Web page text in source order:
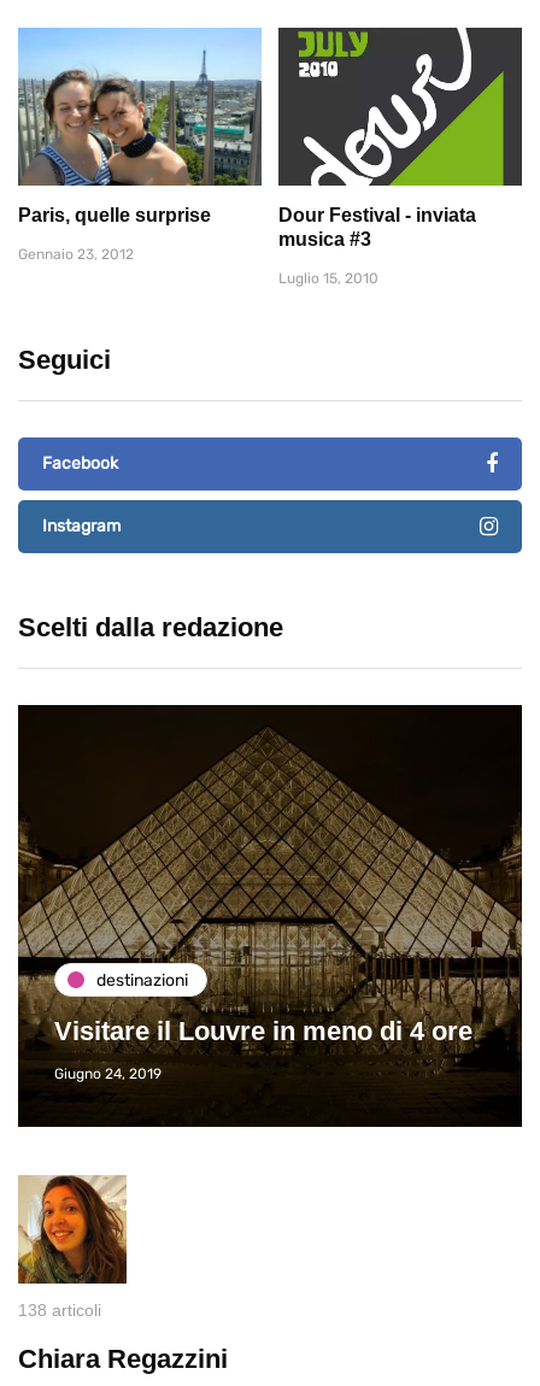
Paris, quelle surprise
Gennaio 23, 2012
Dour Festival - inviata
musica #3
Luglio 15, 2010
Seguici
Facebook
Instagram
Scelti dalla redazione
destinazioni
Visitare il Louvre in meno di 4 ore
Giugno 24, 2019
138 articoli
Chiara Regazzini